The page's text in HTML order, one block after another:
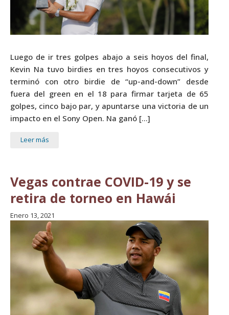
Luego de ir tres golpes abajo a seis hoyos del final,
Kevin Na tuvo birdies en tres hoyos consecutivos y
terminó con otro birdie de “up-and-down” desde
fuera del green en el 18 para firmar tarjeta de 65
golpes, cinco bajo par, y apuntarse una victoria de un
impacto en el Sony Open. Na ganó […]
Leer más
Vegas contrae COVID-19 y se
retira de torneo en Hawái
Enero 13, 2021